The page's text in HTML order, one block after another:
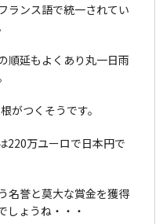
ランス語で統一されてい
順延もよくあり丸一日雨
がつくそうです。
220万ユーロで日本円で
名誉と莫大な賞金を獲得
しょうね・・・